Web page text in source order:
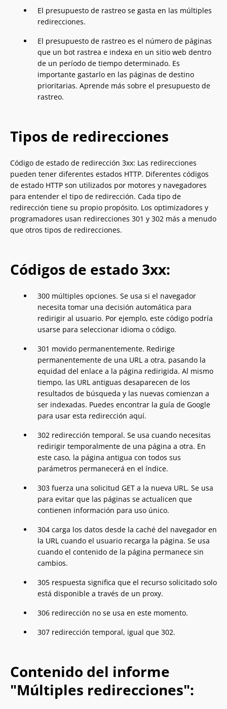
El presupuesto de rastreo se gasta en las múltiples
redirecciones.
El presupuesto de rastreo es el número de páginas
que un bot rastrea e indexa en un sitio web dentro
de un período de tiempo determinado. Es
importante gastarlo en las páginas de destino
prioritarias. Aprende más sobre el presupuesto de
rastreo.
Tipos de redirecciones
Código de estado de redirección 3xx: Las redirecciones
pueden tener diferentes estados HTTP. Diferentes códigos
de estado HTTP son utilizados por motores y navegadores
para entender el tipo de redirección. Cada tipo de
redirección tiene su propio propósito. Los optimizadores y
programadores usan redirecciones 301 y 302 más a menudo
que otros tipos de redirecciones.
Códigos de estado 3xx:
300 múltiples opciones. Se usa si el navegador
necesita tomar una decisión automática para
redirigir al usuario. Por ejemplo, este código podría
usarse para seleccionar idioma o código.
301 movido permanentemente. Redirige
permanentemente de una URL a otra, pasando la
equidad del enlace a la página redirigida. Al mismo
tiempo, las URL antiguas desaparecen de los
resultados de búsqueda y las nuevas comienzan a
ser indexadas. Puedes encontrar la guía de Google
para usar esta redirección aquí.
302 redirección temporal. Se usa cuando necesitas
redirigir temporalmente de una página a otra. En
este caso, la página antigua con todos sus
parámetros permanecerá en el índice.
303 fuerza una solicitud GET a la nueva URL. Se usa
para evitar que las páginas se actualicen que
contienen información para uso único.
304 carga los datos desde la caché del navegador en
la URL cuando el usuario recarga la página. Se usa
cuando el contenido de la página permanece sin
cambios.
305 respuesta significa que el recurso solicitado solo
está disponible a través de un proxy.
306 redirección no se usa en este momento.
307 redirección temporal, igual que 302.
Contenido del informe
"Múltiples redirecciones":